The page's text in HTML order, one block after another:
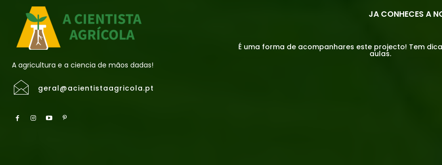
A agricultura e a ciencia de mãos dadas!
geral@acientistaagricola.pt
JA CONHECES A
É uma forma de acompanhares este projecto! Tem
aulas.